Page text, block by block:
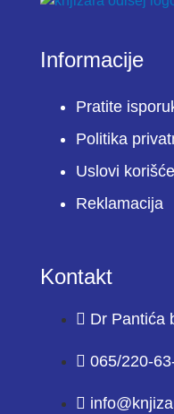
Informacije
Pratite
Politika
Uslovi
Reklamacija
Kontakt
Dr Pantića
065/220-